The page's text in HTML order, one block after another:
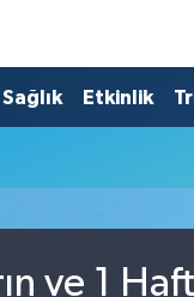
Sağlık Etkinlik
ve 1